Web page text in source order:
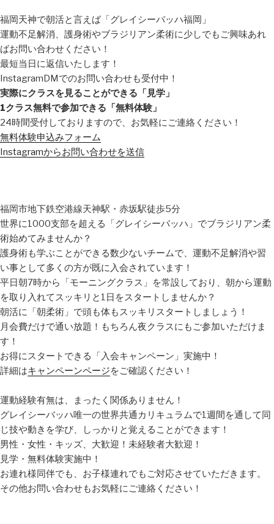
福岡天神で朝活と言えば「グレイシーバッハ福岡」
運動不足解消、護身術やブラジリアン柔術に少しでもご興味あれ
ばお問い合わせください！
最短当日に返信いたします！
InstagramDMでのお問い合わせも受付中！
実際にクラスを見ることができる「見学」
1クラス無料で参加できる「無料体験」
24時間受付しておりますので、お気軽にご連絡ください！
無料体験申込みフォーム
Instagramからお問い合わせを送信
福岡市地下鉄空港線天神駅・赤坂駅徒歩5分
世界に1000支部を超える「グレイシーバッハ」でブラジリアン柔
術始めてみませんか？
護身術も学ぶことができる数少ないチームで、運動不足解消や習
い事として多くの方が既に入会されています！
平日朝7時から「モーニングクラス」を常設しており、朝から運動
を取り入れてスッキリと1日をスタートしませんか？
朝活に「朝柔術」で頭も体もスッキリスタートしましょう！
月会費だけで通い放題！もちろん夜クラスにもご参加いただけま
す！
お得にスタートできる「入会キャンペーン」実施中！
詳細はキャンペーンページをご確認ください！
運動経験有無は、まったく関係ありません！
グレイシーバッハ唯一の世界共通カリキュラムで1週間を通して同
じ技や動きを学び、しっかりと覚えることができます！
男性・女性・キッズ、大歓迎！未経験者大歓迎！
見学・無料体験実施中！
お連れ様同伴でも、お子様連れでもご対応させていただきます。
その他お問い合わせもお気軽にご連絡ください！